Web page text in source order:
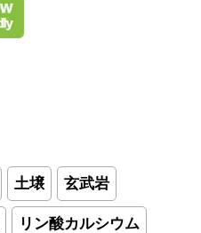
土壌 玄武岩
リン酸カルシウム